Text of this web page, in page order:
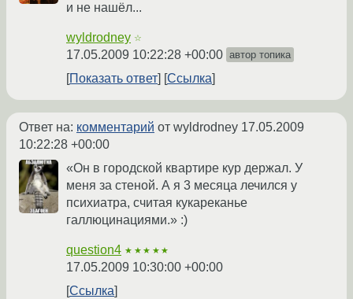
и не нашёл...
wyldrodney ☆
17.05.2009 10:22:28 +00:00 автор топика
Показать ответ Ссылка
Ответ на: комментарий от wyldrodney 17.05.2009
10:22:28 +00:00
«Он в городской квартире кур держал. У
меня за стеной. А я 3 месяца лечился у
психиатра, считая кукареканье
галлюцинациями.» :)
question4 ★★★★★
17.05.2009 10:30:00 +00:00
Ссылка